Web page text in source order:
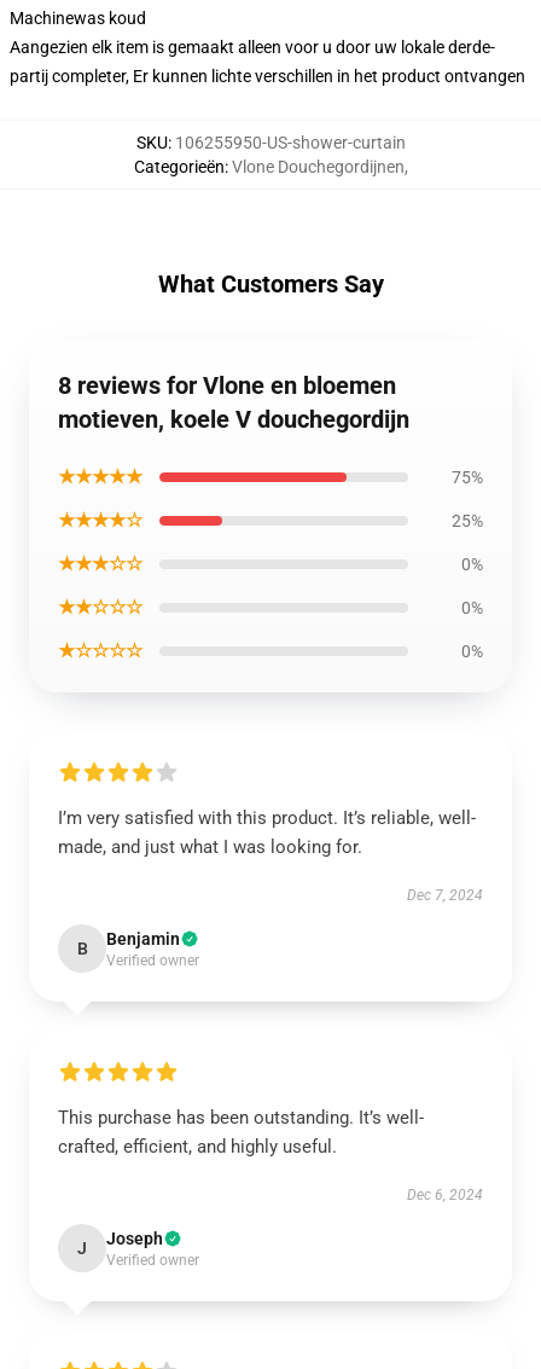
Machinewas koud
Aangezien elk item is gemaakt alleen voor u door uw lokale derde-
partij completer, Er kunnen lichte verschillen in het product ontvangen
SKU: 106255950-US-shower-curtain
Categorieën:Vlone Douchegordijnen,
What Customers Say
8 reviews for Vlone en bloemen
motieven, koele V douchegordijn
★★★★★ 75%
★★★★☆ 25%
★★★☆☆ 0%
★★☆☆☆ 0%
★☆☆☆☆ 0%
I’m very satisfied with this product. It’s reliable, well-
made, and just what I was looking for.
Dec 7, 2024
B Benjamin
Verified owner
This purchase has been outstanding. It’s well-
crafted, efficient, and highly useful.
Dec 6, 2024
J Joseph
Verified owner